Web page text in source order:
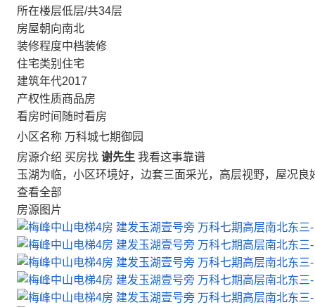
所在楼层低层/共34层
房屋朝向南北
装修程度中档装修
住宅类别 住宅
建筑年代2017
产权性质商品房
看房时间 随时看房
小区名称 万科城七期御园
房源介绍 买房找 谢先生 我看这事靠谱
玉湖为临，小区环境好，边套三面采光，高层视野，屋况良
查看全部
房源图片